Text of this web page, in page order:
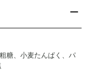
糖、小麦たんぱく、パ